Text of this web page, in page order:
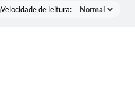
Velocidade de leitura: